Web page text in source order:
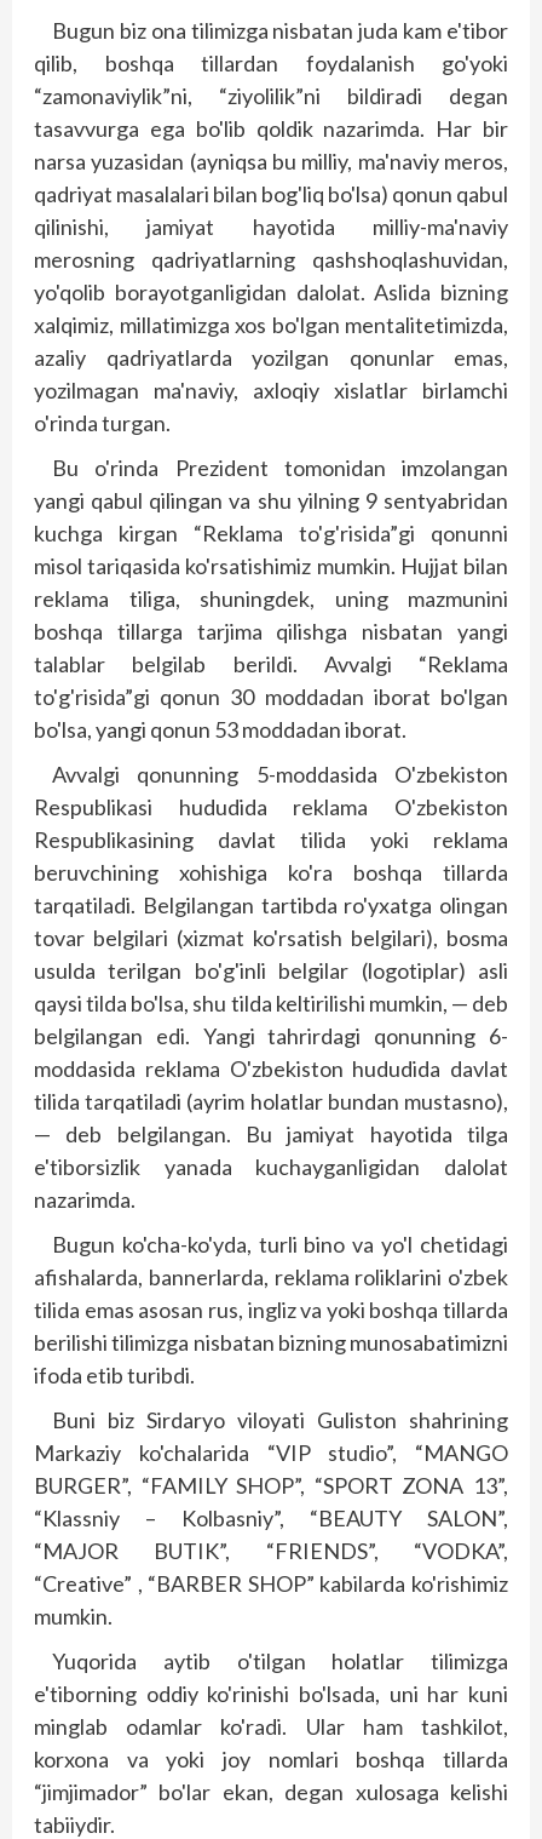
Bugun biz ona tilimizga nisbatan juda kam e'tibor
qilib, boshqa tillardan foydalanish go'yoki
“zamonaviylik”ni, “ziyolilik”ni bildiradi degan
tasavvurga ega bo'lib qoldik nazarimda. Har bir
narsa yuzasidan (ayniqsa bu milliy, ma'naviy meros,
qadriyat masalalari bilan bog'liq bo'lsa) qonun qabul
qilinishi, jamiyat hayotida milliy-ma'naviy
merosning qadriyatlarning qashshoqlashuvidan,
yo'qolib borayotganligidan dalolat. Aslida bizning
xalqimiz, millatimizga xos bo'lgan mentalitetimizda,
azaliy qadriyatlarda yozilgan qonunlar emas,
yozilmagan ma'naviy, axloqiy xislatlar birlamchi
o'rinda turgan.
Bu o'rinda Prezident tomonidan imzolangan
yangi qabul qilingan va shu yilning 9 sentyabridan
kuchga kirgan “Reklama to'g'risida”gi qonunni
misol tariqasida ko'rsatishimiz mumkin. Hujjat bilan
reklama tiliga, shuningdek, uning mazmunini
boshqa tillarga tarjima qilishga nisbatan yangi
talablar belgilab berildi. Avvalgi “Reklama
to'g'risida”gi qonun 30 moddadan iborat bo'lgan
bo'lsa, yangi qonun 53 moddadan iborat.
Avvalgi qonunning 5-moddasida O'zbekis­ton
Respublikasi hududida reklama O'zbekis­ton
Respublikasining davlat tilida yoki rek­lama
beruvchining xohishiga ko'ra boshqa tillarda
tarqatiladi. Belgilangan tartibda ro'yxatga olingan
tovar belgilari (xizmat ko'rsatish belgilari), bosma
usulda terilgan bo'g'inli belgilar (logotiplar) asli
qaysi tilda bo'lsa, shu tilda keltirilishi mumkin, — deb
belgilangan edi. Yangi tahrirdagi qonunning 6-
moddasida reklama O'zbekiston hududida davlat
tilida tarqatiladi (ayrim holatlar bundan mustasno),
— deb belgilangan. Bu jamiyat hayotida tilga
e'tiborsizlik yanada kuchayganligidan dalolat
nazarimda.
Bugun ko'cha-ko'yda, turli bino va yo'l chetidagi
afishalarda, bannerlarda, rek­lama roliklarini o'zbek
tilida emas asosan rus, ingliz va yoki boshqa tillarda
berilishi tilimizga nisbatan bizning munosabatimizni
ifoda etib turibdi.
Buni biz Sirdaryo viloyati Guliston shahrining
Markaziy ko'chalarida “VIP studio”, “MANGO
BURGER”, “FAMILY SHOP”, “SPORT ZONA 13”,
“Klassniy – Kolbasniy”, “BEAUTY SALON”,
“MAJOR BUTIK”, “FRIENDS”, “VODKA”,
“Creative” , “BARBER SHOP” kabilarda ko'rishimiz
mumkin.
Yuqorida aytib o'tilgan holatlar tilimizga
e'tiborning oddiy ko'rinishi bo'lsada, uni har kuni
minglab odamlar ko'radi. Ular ham tashkilot,
korxona va yoki joy nomlari boshqa tillarda
“jimjimador” bo'lar ekan, degan xulosaga kelishi
tabiiydir.